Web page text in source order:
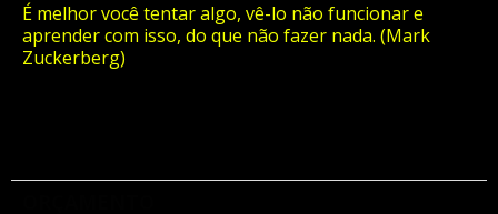
É melhor você tentar algo, vê-lo não funcionar e
aprender com isso, do que não fazer nada. (Mark
Zuckerberg)